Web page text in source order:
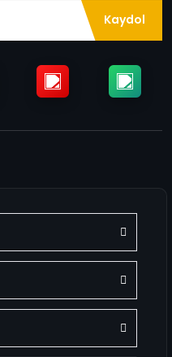
Kaydol